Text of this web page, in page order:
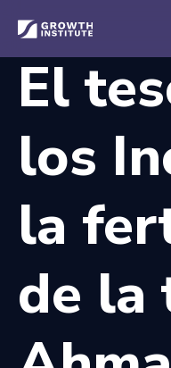
El
los
la
de la